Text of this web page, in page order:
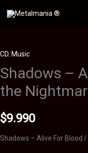
CD, Music
Shadows –
the
$9.990
Shadows – Alive For Blood